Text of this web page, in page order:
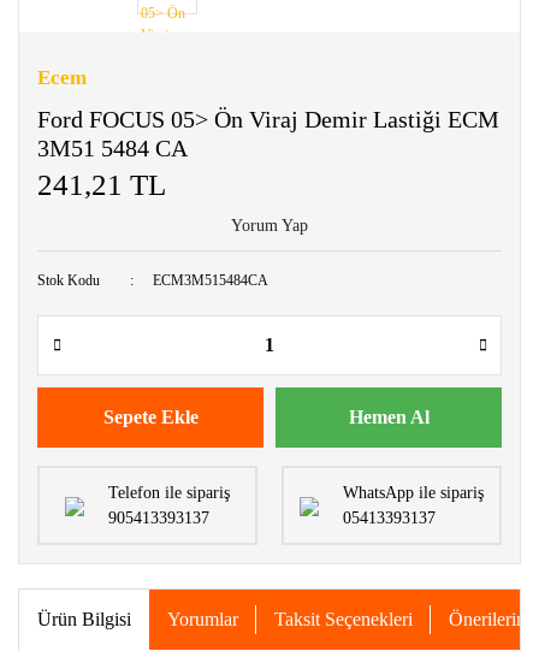
Ecem
Ford FOCUS 05> Ön Viraj Demir Lastiği ECM
3M51 5484 CA
241,21 TL
Yorum Yap
Stok Kodu ECM3M515484CA
Sepete Ekle Hemen Al
Telefon ile sipariş
905413393137
WhatsApp ile sipariş
05413393137
Ürün Bilgisi Yorumlar Taksit Seçenekleri Önerileriniz